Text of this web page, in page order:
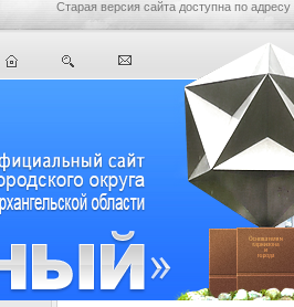
Старая версия сайта доступна по адресу